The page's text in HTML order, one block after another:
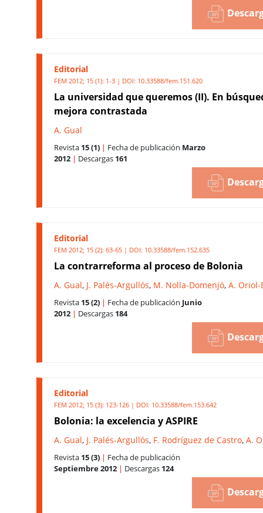
Editorial
FEM 2012; 15 (1): 1-3 | DOI: 10.33588/fem.151.620
La universidad que queremos (II). En
mejora contrastada
A. Gual
Revista 15 (1) | Fecha de publicación Marzo
2012 | Descargas 161
Editorial
FEM 2012; 15 (2): 63-65 | DOI: 10.33588/fem.152.635
La contrarreforma al proceso de Bolonia
A. Gual, J. Palés-Argullós, M. Nolla-Domenjó, A. Oriol-
Revista 15 (2) | Fecha de publicación Junio
2012 | Descargas 184
Editorial
FEM 2012; 15 (3): 123-126 | DOI: 10.33588/fem.153.642
Bolonia: la excelencia y ASPIRE
A. Gual, J. Palés-Argullós, F. Rodríguez de Castro, A.
Revista 15 (3) | Fecha de publicación
Septiembre 2012 | Descargas 124